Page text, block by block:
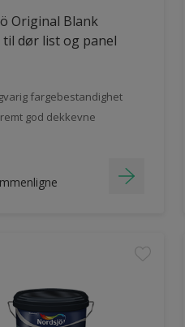
Original Blank
til dør list og panel
fargebestandighet
god dekkevne